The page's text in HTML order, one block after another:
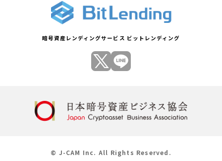
暗号資産レンディングサービス ビットレンディング
© J-CAM Inc. All Rights Reserved.